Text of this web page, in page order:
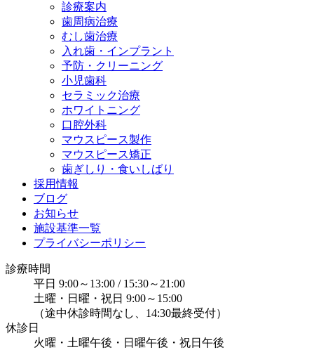
診療案内
歯周病治療
むし歯治療
入れ歯・インプラント
予防・クリーニング
小児歯科
セラミック治療
ホワイトニング
口腔外科
マウスピース製作
マウスピース矯正
歯ぎしり・食いしばり
採用情報
ブログ
お知らせ
施設基準一覧
プライバシーポリシー
診療時間
平日 9:00～13:00 / 15:30～21:00
土曜・日曜・祝日 9:00～15:00
（途中休診時間なし、14:30最終受付）
休診日
火曜・土曜午後・日曜午後・祝日午後